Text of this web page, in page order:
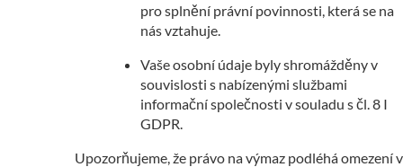
pro splnění právní povinnosti, která se na
nás vztahuje.
Vaše osobní údaje byly shromážděny v
souvislosti s nabízenými službami
informační společnosti v souladu s čl. 8 I
GDPR.
Upozorňujeme, že právo na výmaz podléhá omezení v